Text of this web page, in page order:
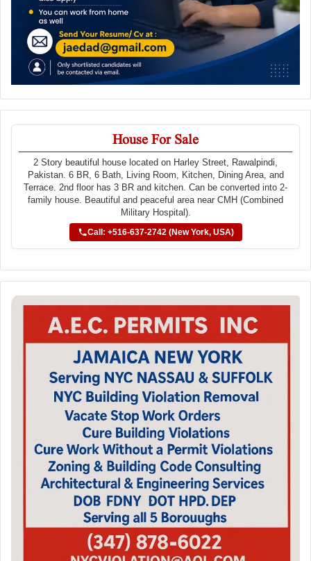
House For Sale
2 Story beautiful house located on Harley Street, Rawalpindi,
Pakistan. 6 BR, 6 Bath, Living Room, Kitchen, Dining Area, and
Terrace. 2nd floor has 3 BR and kitchen. Can be converted into 2-
family house. Beautiful and peaceful area near CMH (Combined
Military Hospital).
Call: +516-637-2742 (New York, USA)